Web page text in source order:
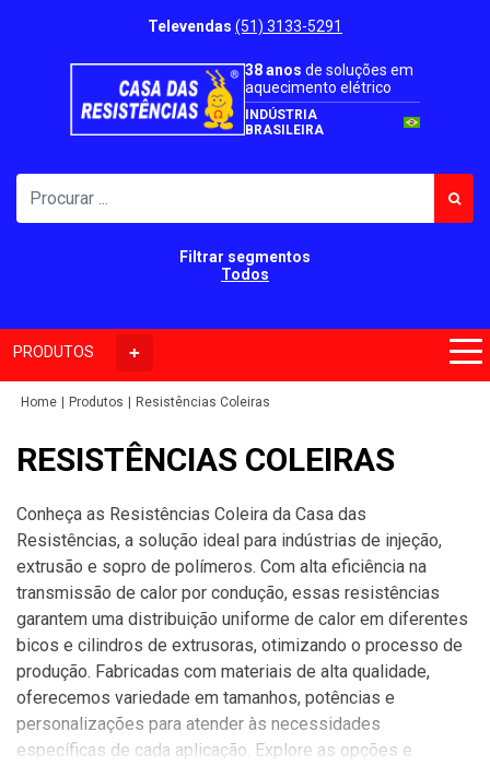
Televendas (51) 3133-5291
38 anos de soluções em
aquecimento elétrico
INDÚSTRIA
BRASILEIRA
Filtrar segmentos
Todos
PRODUTOS
Home Produtos Resistências Coleiras
RESISTÊNCIAS COLEIRAS
Conheça as Resistências Coleira da Casa das
Resistências, a solução ideal para indústrias de injeção,
extrusão e sopro de polímeros. Com alta eficiência na
transmissão de calor por condução, essas resistências
garantem uma distribuição uniforme de calor em diferentes
bicos e cilindros de extrusoras, otimizando o processo de
produção. Fabricadas com materiais de alta qualidade,
oferecemos variedade em tamanhos, potências e
personalizações para atender às necessidades
específicas de cada aplicação. Explore as opções e